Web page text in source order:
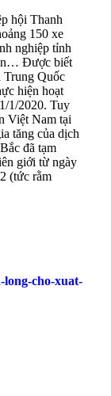
hội Thanh
150 xe
nghiệp tỉnh
Được biết
Trung Quốc
hiện hoạt
1/2020. Tuy
Việt Nam tại
tăng của dịch
đã tạm
giới từ ngày
(tức rằm
long-cho-xuat-